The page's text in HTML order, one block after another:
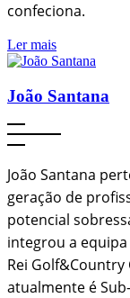
confeciona.
Ler mais
João Santana
João Santana
geração de
potencial
integrou a
Rei Golf&Country
atualmente é